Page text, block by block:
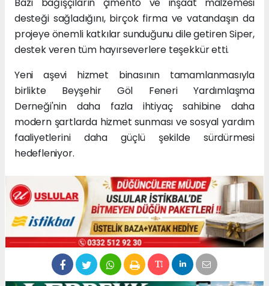
Bazı bağışçıların çimento ve inşaat malzemesi
desteği sağladığını, birçok firma ve vatandaşın da
projeye önemli katkılar sunduğunu dile getiren Siper,
destek veren tüm hayırseverlere teşekkür etti.
Yeni aşevi hizmet binasının tamamlanmasıyla
birlikte Beyşehir Göl Feneri Yardımlaşma
Derneği'nin daha fazla ihtiyaç sahibine daha
modern şartlarda hizmet sunması ve sosyal yardım
faaliyetlerini daha güçlü şekilde sürdürmesi
hedefleniyor.